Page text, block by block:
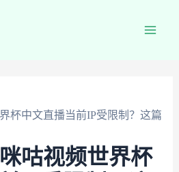
杯中文直播当前IP受限制？这篇
咕视频世界杯